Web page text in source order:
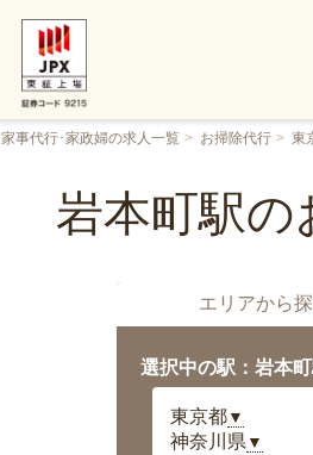
家事代行･家政婦の求人一覧 お掃除代行 東
岩本町駅の
エリアから
選択中の駅：岩本
東京都▼
神奈川県 ▼